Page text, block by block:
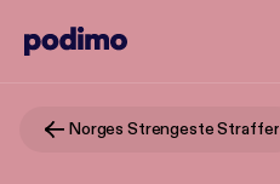
Norges Strengeste Straffer